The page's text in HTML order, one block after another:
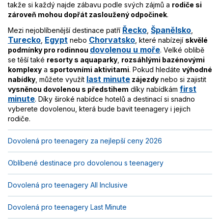
takže si každý najde zábavu podle svých zájmů a rodiče si
zároveň mohou dopřát zasloužený odpočinek.
Mezi nejoblíbenější destinace patří Řecko Španělsko
Turecko Egypt nebo Chorvatsko , které nabízejí skvělé
podmínky pro rodinnou dovolenou u moře. Velké oblibě
se těší také resorty s aquaparky rozsáhlými bazénovými
komplexy a sportovními aktivitami. Pokud hledáte výhodné
nabídky , můžete využít last minute zájezdy nebo si zajistit
vysněnou dovolenou s předstihem díky nabídkám first
minute. Díky široké nabídce hotelů a destinací si snadno
vyberete dovolenou, která bude bavit teenagery i jejich
rodiče.
Dovolená pro teenagery za nejlepší ceny 2026
Oblíbené destinace pro dovolenou s teenagery
Dovolená pro teenagery All Inclusive
Dovolená pro teenagery Last Minute